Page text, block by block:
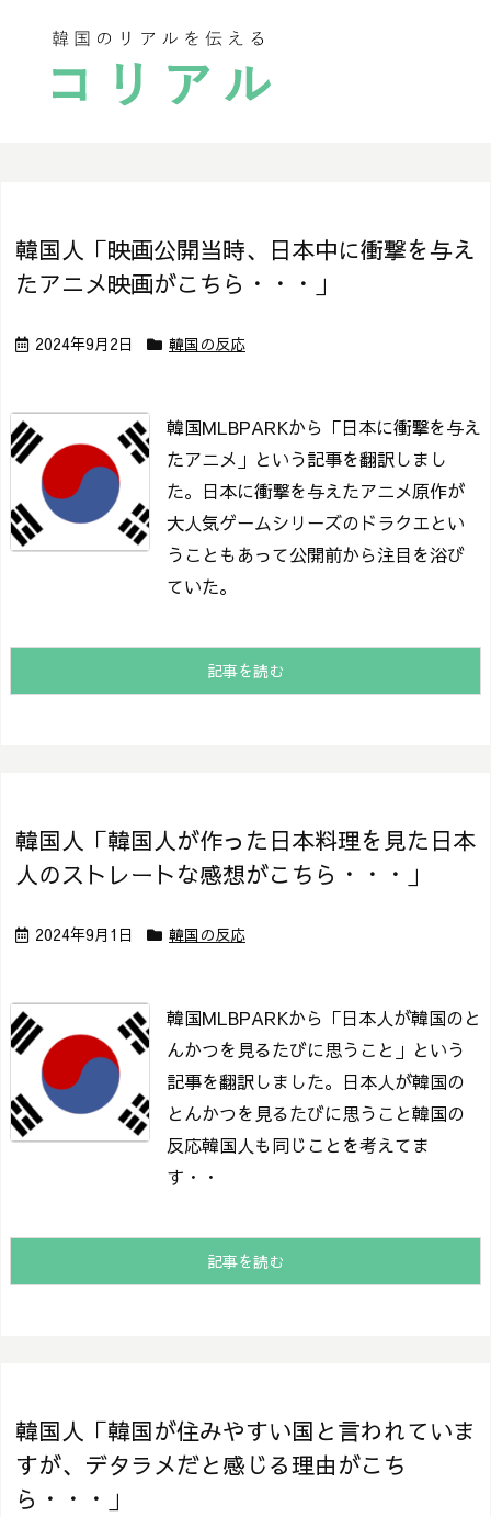
韓国人「映画公開当時、日本中に衝撃を与え
たアニメ映画がこちら・・・」
2024年9月2日 韓国の反応
韓国MLBPARKから「日本に衝撃を与え
たアニメ」という記事を翻訳しまし
た。 日本に衝撃を与えたアニメ原作が
大人気ゲームシリーズのドラクエとい
うこともあって公開前から注目を浴び
ていた。
記事を読む
韓国人「韓国人が作った日本料理を見た日本
人のストレートな感想がこちら・・・」
2024年9月1日 韓国の反応
韓国MLBPARKから「日本人が韓国のと
んかつを見るたびに思うこと」という
記事を翻訳しました。 日本人が韓国の
とんかつを見るたびに思うこと韓国の
反応韓国人も同じことを考えてま
す・・
記事を読む
韓国人「韓国が住みやすい国と言われていま
すが、デタラメだと感じる理由がこち
ら・・・」